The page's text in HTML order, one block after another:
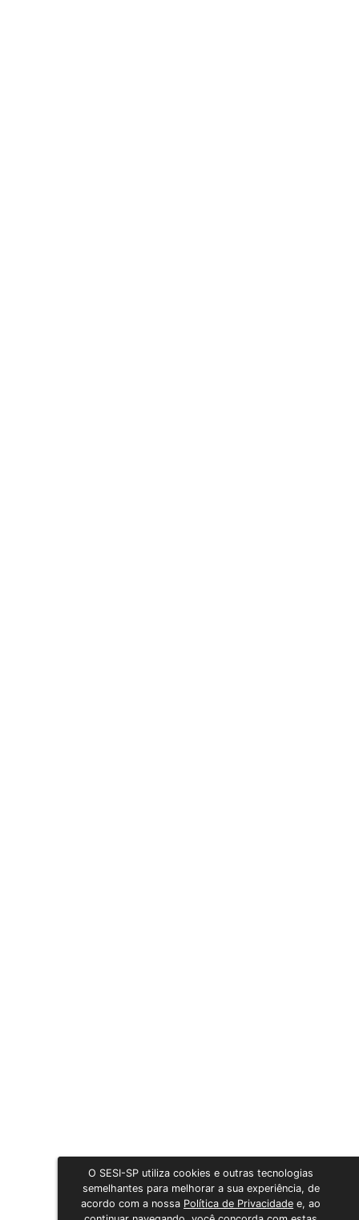
O SESI-SP utiliza cookies e outras tecnologias
semelhantes para melhorar a sua experiência, de
acordo com a nossa Política de Privacidade e, ao